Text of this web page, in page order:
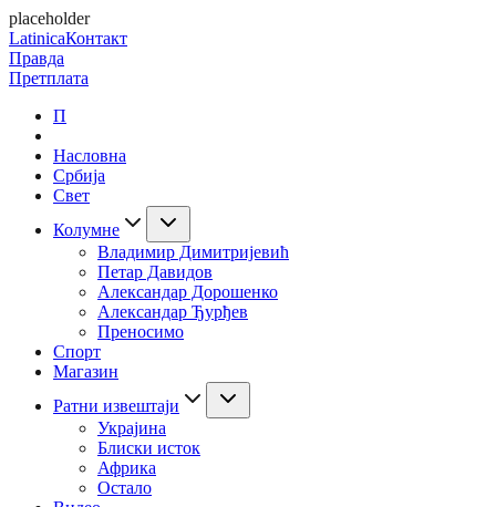
placeholder
LatinicaКонтакт
Правда
Претплата
П
Насловна
Србија
Свет
Колумне
Владимир Димитријевић
Петар Давидов
Александар Дорошенко
Александар Ђурђев
Преносимо
Спорт
Магазин
Ратни извештаји
Украјина
Блиски исток
Африка
Остало